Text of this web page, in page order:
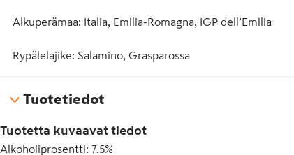
Alkuperämaa: Italia, Emilia-Romagna, IGP dell’Emilia
Rypälelajike: Salamino, Grasparossa
Tuotetiedot
Tuotetta kuvaavat tiedot
Alkoholiprosentti: 7.5%